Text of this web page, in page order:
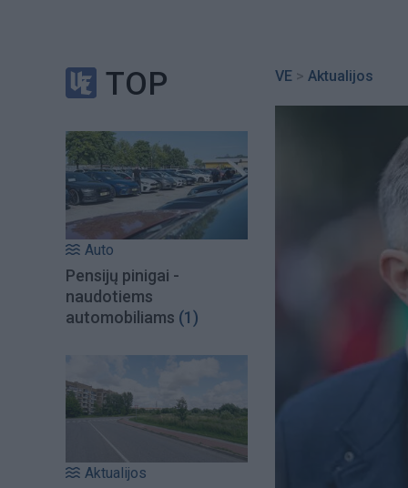
TOP
Auto
Pensijų pinigai -
naudotiems
automobiliams (1)
Aktualijos
VE > Aktualijos